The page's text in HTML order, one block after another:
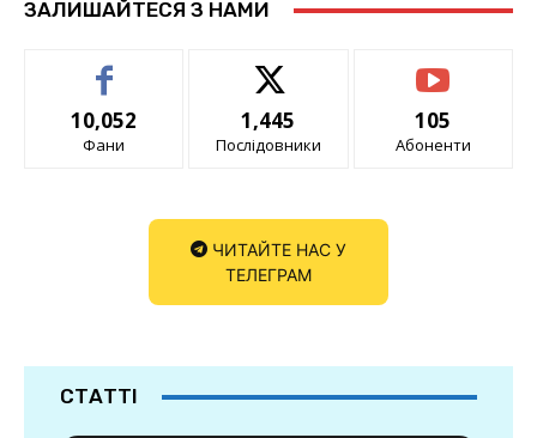
ЗАЛИШАЙТЕСЯ З НАМИ
10,052
Фани
1,445
Послідовники
105
Абоненти
ЧИТАЙТЕ НАС У
ТЕЛЕГРАМ
СТАТТІ